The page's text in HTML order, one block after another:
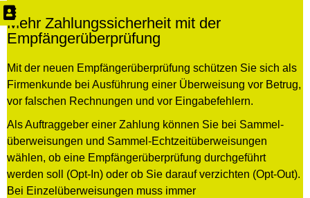
Mehr Zahlungssicherheit mit der
Empfängerüberprüfung
Mit der neuen Empfänger­überprüfung schützen Sie sich als
Firmen­kunde bei Ausführung einer Überweisung vor Betrug,
vor falschen Rechnungen und vor Eingabe­fehlern.
Als Auftrag­geber einer Zahlung können Sie bei Sammel­
überweisungen und Sammel-Echtzeitüberweisungen
wählen, ob eine Empfängerüberprüfung durchgeführt
werden soll (Opt-In) oder ob Sie darauf verzichten (Opt-Out).
Bei Einzel­überweisungen muss immer